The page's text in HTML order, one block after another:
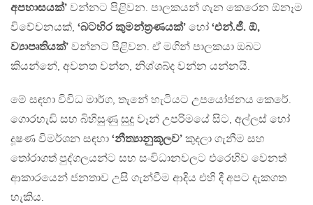
අපහාසයක්’ වන්නට පිළිවන. පාලකයන් ගැන කෙරෙන ඕනෑම
විවේචනයක්, ‘බටහිර කුමන්ත‍්‍රණයක්’ හෝ ‘එන්.ජී. ඕ,
ව්‍යාපෘතියක්’ වන්නට පිළිවන. ඒ මගින් පාලකයා ඔබට
කියන්නේ, අවනත වන්න, නිශ්ශබ්ද වන්න යන්නයි.
මේ සඳහා විවිධ මාර්ග, තැනේ හැටියට උපයෝජනය කෙරේ.
ගොරහැඩි සහ බිහිසුණු සුදු වෑන් උපරිමයේ සිට, අල්ලස් හෝ
දූෂණ විමර්ශන සඳහා ‘නීත්‍යානුකූලව’ කුදලා ගැනීම සහ
තෝරාගත් පුද්ගලයන්ට සහ සංවිධානවලට එරෙහිව වෙනත්
ආකාරයෙන් ජනතාව උසි ගැන්වීම ආදිය එහි දී අපට දැකගත
හැකිය.